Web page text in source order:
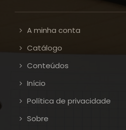
A minha conta
Catálogo
Conteúdos
Início
Política de privacidade
Sobre